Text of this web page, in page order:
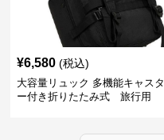
¥6,580 (税込)
大容量リュック 多機能キャスタ
ー付き折りたたみ式 旅行用